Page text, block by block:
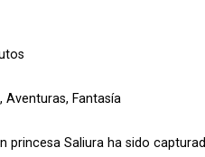
Aventuras, Fantasía
princesa Saliura ha sido